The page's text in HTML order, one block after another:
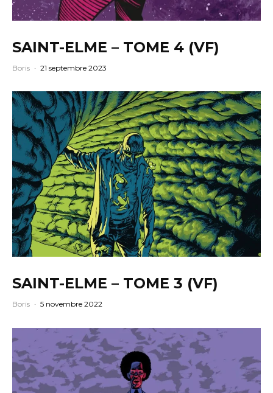
SAINT-ELME – TOME 4 (VF)
Boris · 21 septembre 2023
SAINT-ELME – TOME 3 (VF)
Boris · 5 novembre 2022